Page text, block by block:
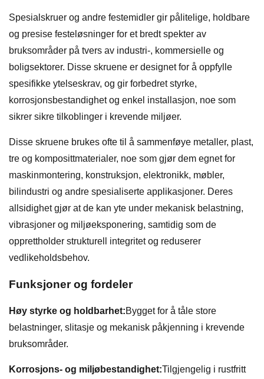
Spesialskruer og andre festemidler gir pålitelige, holdbare
og presise festeløsninger for et bredt spekter av
bruksområder på tvers av industri-, kommersielle og
boligsektorer. Disse skruene er designet for å oppfylle
spesifikke ytelseskrav, og gir forbedret styrke,
korrosjonsbestandighet og enkel installasjon, noe som
sikrer sikre tilkoblinger i krevende miljøer.
Disse skruene brukes ofte til å sammenføye metaller, plast,
tre og komposittmaterialer, noe som gjør dem egnet for
maskinmontering, konstruksjon, elektronikk, møbler,
bilindustri og andre spesialiserte applikasjoner. Deres
allsidighet gjør at de kan yte under mekanisk belastning,
vibrasjoner og miljøeksponering, samtidig som de
opprettholder strukturell integritet og reduserer
vedlikeholdsbehov.
Funksjoner og fordeler
Høy styrke og holdbarhet:Bygget for å tåle store
belastninger, slitasje og mekanisk påkjenning i krevende
bruksområder.
Korrosjons- og miljøbestandighet:Tilgjengelig i rustfritt